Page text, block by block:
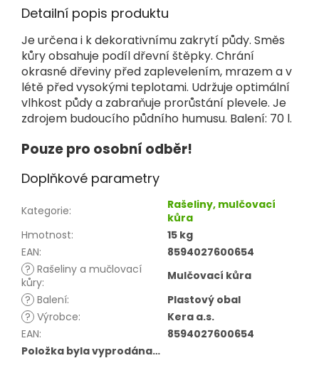
Detailní popis produktu
Je určena i k dekorativnímu zakrytí půdy. Směs
kůry obsahuje podíl dřevní štěpky. Chrání
okrasné dřeviny před zaplevelením, mrazem a v
létě před vysokými teplotami. Udržuje optimální
vlhkost půdy a zabraňuje prorůstání plevele. Je
zdrojem budoucího půdního humusu. Balení: 70 l.
Pouze pro osobní odběr!
Doplňkové parametry
Kategorie:
Rašeliny, mulčovací
kůra
Hmotnost:
15 kg
EAN:
8594027600654
? Rašeliny a mučlovací
kůry:
Mulčovací kůra
? Balení:
Plastový obal
? Výrobce:
Kera a.s.
EAN:
8594027600654
Položka byla vyprodána…